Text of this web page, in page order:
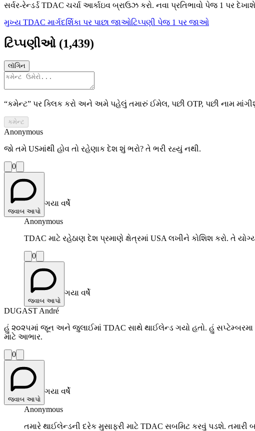
સર્વર-રેન્ડર્ડ TDAC ચર્ચા આર્કાઇવ બ્રાઉઝ કરો. નવા પ્રતિભાવો પેજ 1 પર
મુખ્ય TDAC માર્ગદર્શિકા પર પાછા જાઓટિપ્પણી પેજ 1 પર જાઓ
ટિપ્પણીઓ (1,439)
લૉગિન
“કમેન્ટ” પર ક્લિક કરો અને અમે પહેલું તમારું ઈમેલ, પછી OTP, પછી નામ
કમેન્ટ
Anonymous
જો તમે USમાંથી હોવ તો રહેણાક દેશ શું ભરો? તે ભરી રહ્યું નથી.
0
જવાબ આપો
ગયા વર્ષે
Anonymous
TDAC માટે રહેઠાણ દેશ પ્રમાણે ક્ષેત્રમાં USA લખીને કોશિશ કરો. તે
0
જવાબ આપો
ગયા વર્ષે
DUGAST André
હું ૨૦૨૫માં જૂન અને જુલાઈમાં TDAC સાથે થાઈલેન્ડ ગયો હતો. હું
માટે આભાર.
0
જવાબ આપો
ગયા વર્ષે
Anonymous
તમારે થાઈલેન્ડની દરેક મુસાફરી માટે TDAC સબમિટ કરવું પડશે.